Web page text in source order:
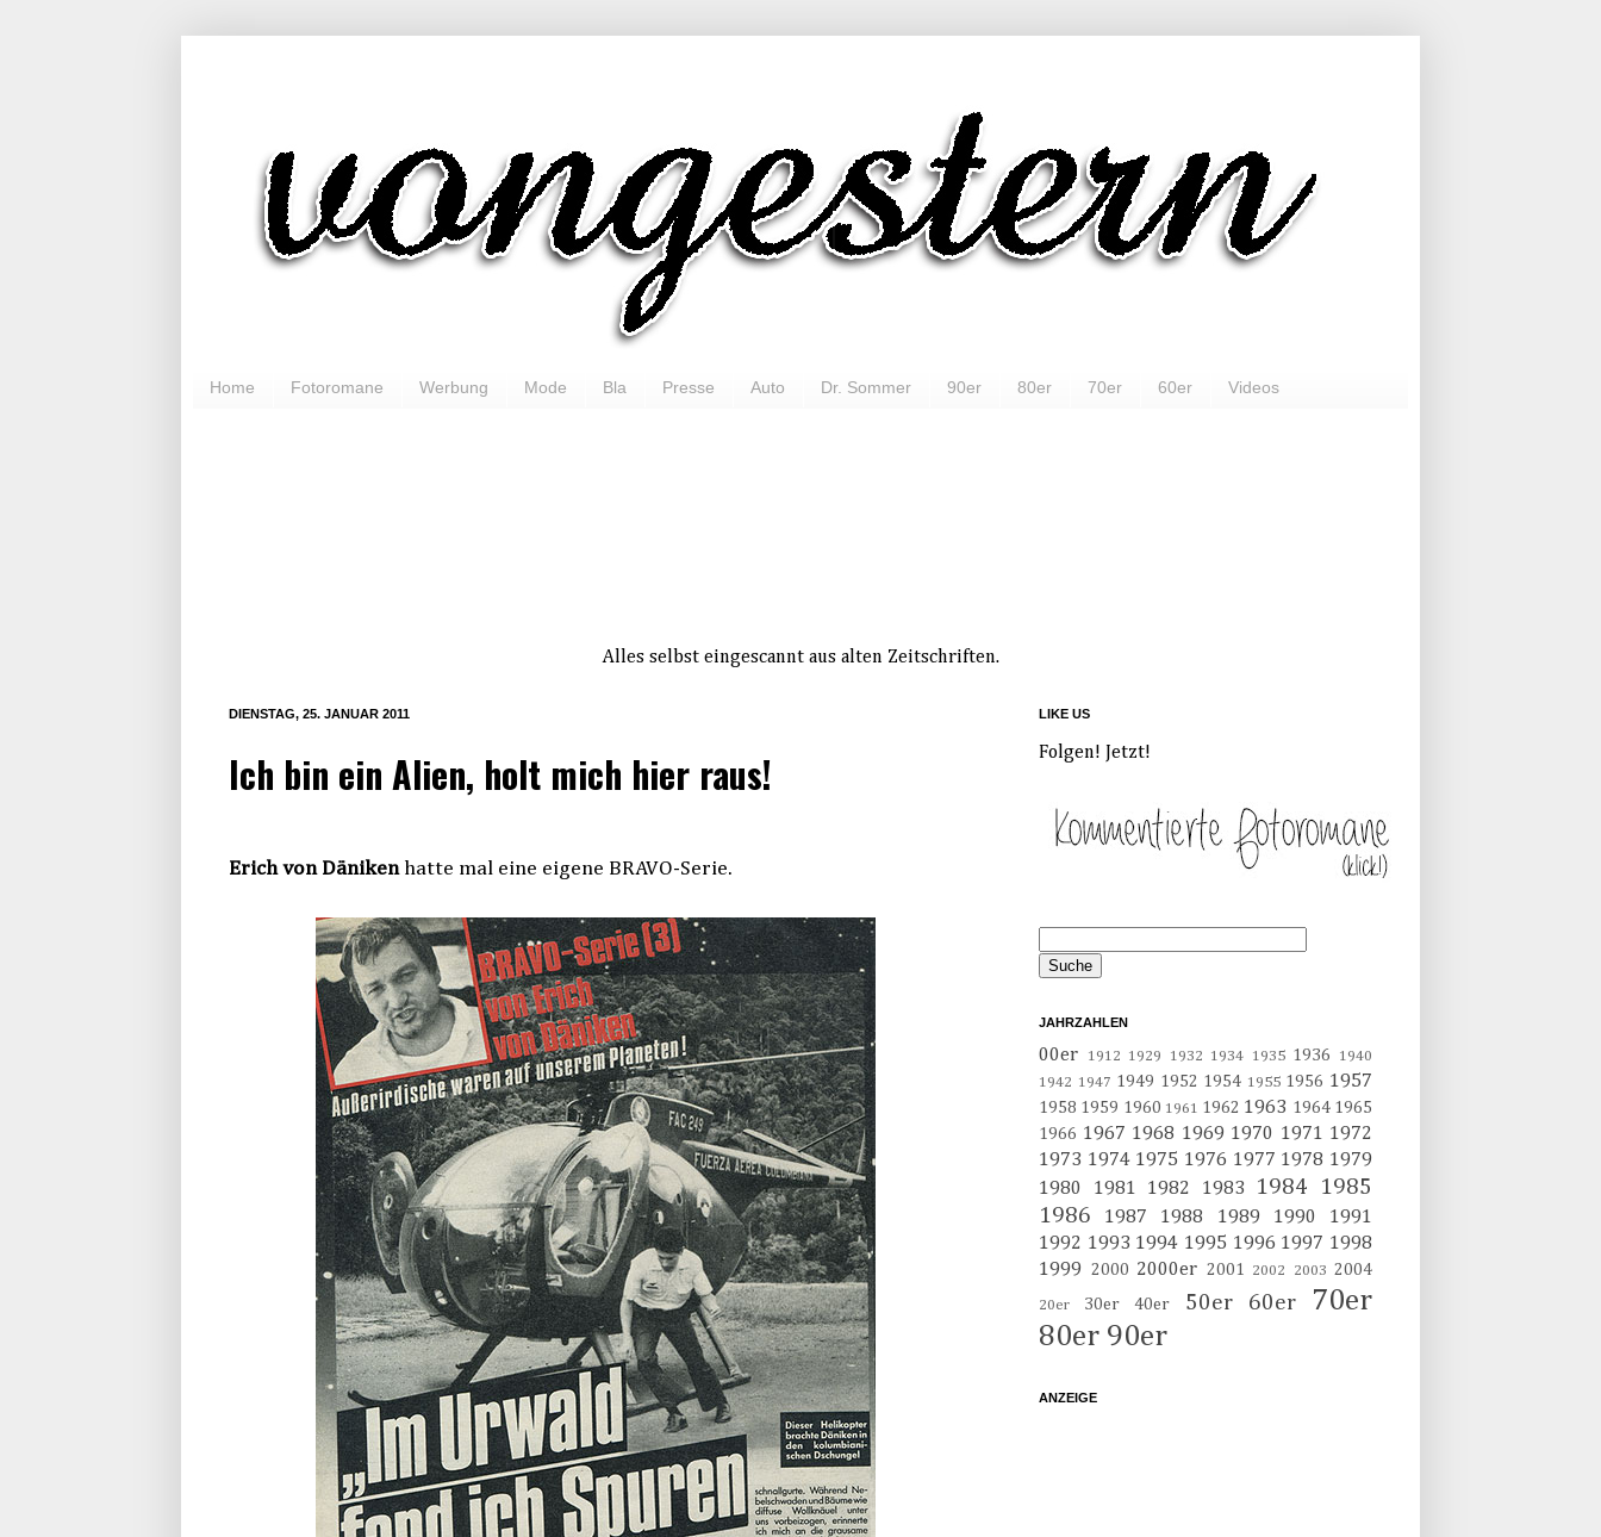
Home Fotoromane Werbung Mode Bla Presse Auto Dr. Sommer 90er 80er 70er 60er Videos
Alles selbst eingescannt aus alten Zeitschriften.
DIENSTAG, 25. JANUAR 2011
Ich bin ein Alien, holt mich hier raus!
Erich von Dänikenhatte mal eine eigene BRAVO-Serie.
LIKE US
Folgen! Jetzt!
JAHRZAHLEN
00er 1912 1929 1932 1934 1935 1936
1940
1942 1947 1949 1952 1954 1955 1956 1957
1958 1959 1960 1961 1962 1963 1964 1965
1966 1967 1968 1969 1970 1971 1972
1973 1974 1975 1976 1977 1978 1979
1980
1981 1982 1983 1984
1985
1986
1987 1988 1989 1990
1991
1992 1993 1994 1995 1996 1997 1998
1999
2000 2000er 2001 2002 2003 2004
20er 30er 40er 50er 60er
70er
80er 90er
ANZEIGE